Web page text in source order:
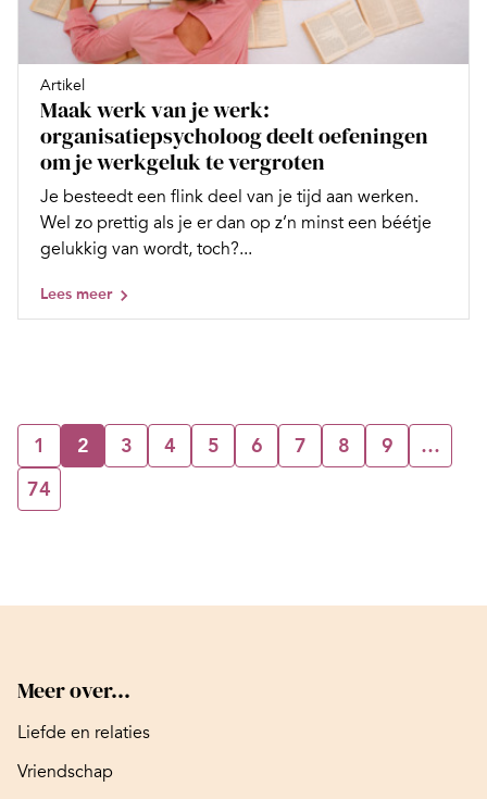
Artikel
Maak werk van je werk:
organisatiepsycholoog deelt oefeningen
om je werkgeluk te vergroten
Je besteedt een flink deel van je tijd aan werken.
Wel zo prettig als je er dan op z’n minst een béétje
gelukkig van wordt, toch?...
Lees meer
1 2 3 4 5 6 7 8 9
…
74
Meer over...
Liefde en relaties
Vriendschap